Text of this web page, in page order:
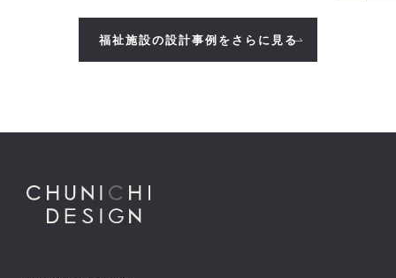
福祉施設の設計事例をさらに見る